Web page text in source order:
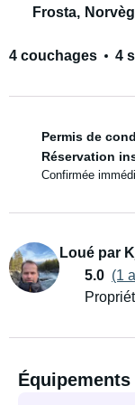
Frosta,
4 couchages 4
Permis de
Réservation
Confirmée
Loué par
5.0 (1